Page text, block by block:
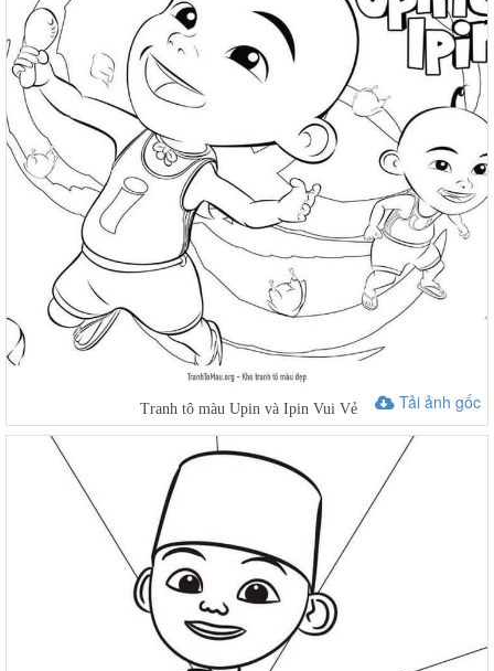
Tải ảnh gốc
Tranh tô màu Upin và Ipin Vui Vẻ